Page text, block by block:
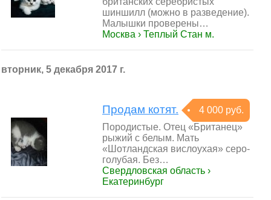
шиншилл (можно в разведение).
Малышки проверены…
Москва › Теплый Стан м.
вторник, 5 декабря 2017 г.
Продам котят.
4 000 руб.
Породистые. Отец «Британец»
рыжий с белым. Мать
«Шотландская вислоухая» серо-
голубая. Без…
Свердловская область ›
Екатеринбург